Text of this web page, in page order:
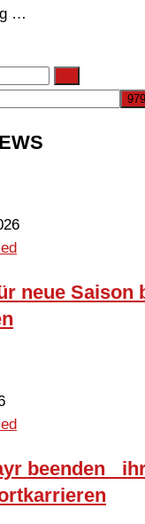
…
neue Saison
beenden